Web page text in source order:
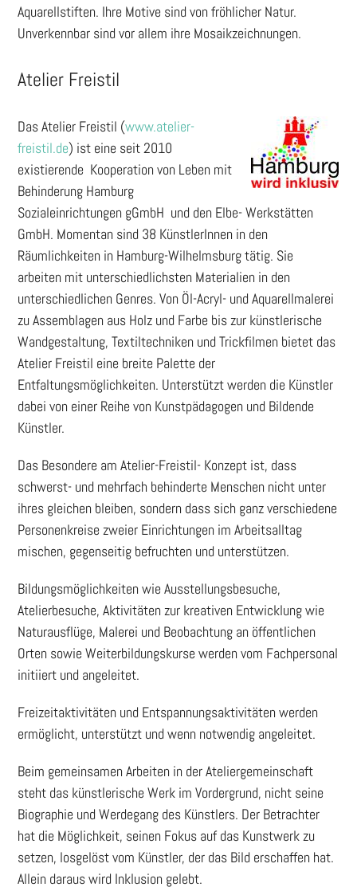
Aquarellstiften. Ihre Motive sind von fröhlicher Natur.
Unverkennbar sind vor allem ihre Mosaikzeichnungen.
Atelier Freistil
Das Atelier Freistil (www.atelier-
freistil.de) ist eine seit 2010
existierende Kooperation von Leben mit
Behinderung Hamburg
Sozialeinrichtungen gGmbH und den Elbe- Werkstätten
GmbH. Momentan sind 38 KünstlerInnen in den
Räumlichkeiten in Hamburg-Wilhelmsburg tätig. Sie
arbeiten mit unterschiedlichsten Materialien in den
unterschiedlichen Genres. Von Öl-Acryl- und Aquarellmalerei
zu Assemblagen aus Holz und Farbe bis zur künstlerische
Wandgestaltung, Textiltechniken und Trickfilmen bietet das
Atelier Freistil eine breite Palette der
Entfaltungsmöglichkeiten. Unterstützt werden die Künstler
dabei von einer Reihe von Kunstpädagogen und Bildende
Künstler.
Das Besondere am Atelier-Freistil- Konzept ist, dass
schwerst- und mehrfach behinderte Menschen nicht unter
ihres gleichen bleiben, sondern dass sich ganz verschiedene
Personenkreise zweier Einrichtungen im Arbeitsalltag
mischen, gegenseitig befruchten und unterstützen.
Bildungsmöglichkeiten wie Ausstellungsbesuche,
Atelierbesuche, Aktivitäten zur kreativen Entwicklung wie
Naturausflüge, Malerei und Beobachtung an öffentlichen
Orten sowie Weiterbildungskurse werden vom Fachpersonal
initiiert und angeleitet.
Freizeitaktivitäten und Entspannungsaktivitäten werden
ermöglicht, unterstützt und wenn notwendig angeleitet.
Beim gemeinsamen Arbeiten in der Ateliergemeinschaft
steht das künstlerische Werk im Vordergrund, nicht seine
Biographie und Werdegang des Künstlers. Der Betrachter
hat die Möglichkeit, seinen Fokus auf das Kunstwerk zu
setzen, losgelöst vom Künstler, der das Bild erschaffen hat.
Allein daraus wird Inklusion gelebt.